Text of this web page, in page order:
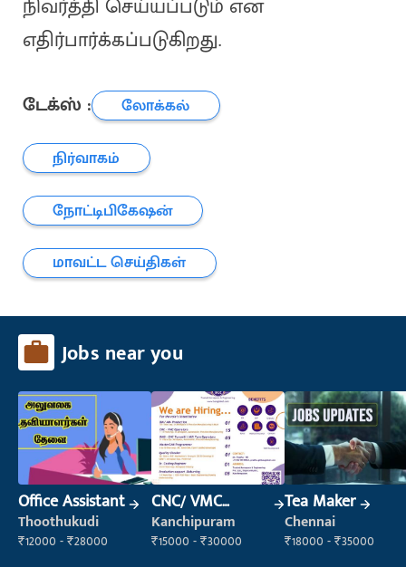
நிவர்த்தி செய்யப்படும் என
எதிர்பார்க்கப்படுகிறது.
டேக்ஸ் :
லோக்கல்
நிர்வாகம்
நோட்டிபிகேஷன்
மாவட்ட செய்திகள்
Jobs near you
Office Assistant
Thoothukudi
₹12000 - ₹28000
CNC/ VMC
Operator
Kanchipuram
₹15000 - ₹30000
Tea Maker
Chennai
₹18000 - ₹35000